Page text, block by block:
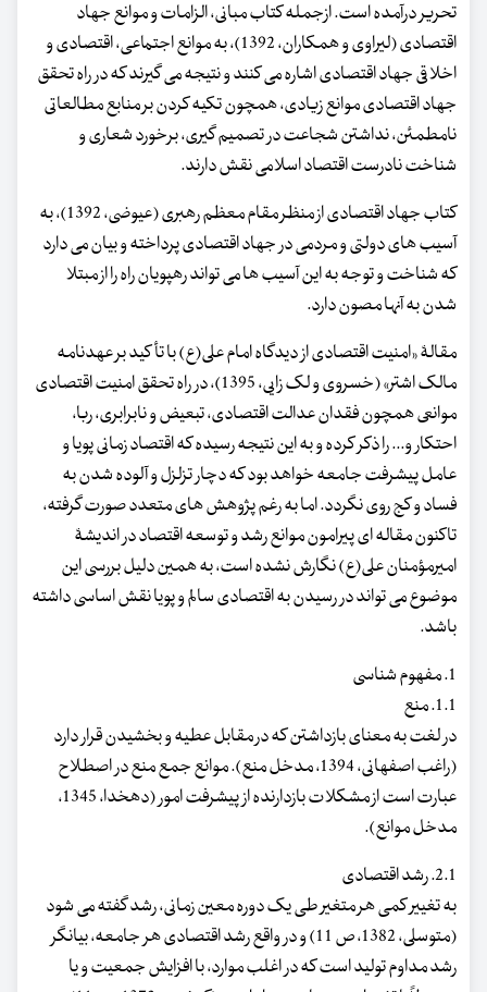
تحریر درآمده است. ازجمله کتاب مبانی، الزامات و موانع جهاد
اقتصادی (لیراوی و همکاران، 1392)، به موانع اجتماعی، اقتصادی و
اخلاقی جهاد اقتصادی اشاره می کنند و نتیجه می گیرند که در راه تحقق
جهاد اقتصادی موانع زیادی، همچون تکیه کردن بر منابع مطالعاتی
نامطمئن، نداشتن شجاعت در تصمیم گیری، برخورد شعاری و
شناخت نادرست اقتصاد اسلامی نقش دارند.
کتاب جهاد اقتصادی از منظر مقام معظم رهبری (عیوضی، 1392)، به
آسیب های دولتی و مردمی در جهاد اقتصادی پرداخته و بیان می دارد
که شناخت و توجه به این آسیب ها می تواند رهپویان راه را از مبتلا
شدن به آنها مصون دارد.
مقالۀ «امنیت اقتصادی از دیدگاه امام علی(ع) با تأکید بر عهدنامه
مالک اشتر» (خسروی و لک زایی، 1395)، در راه تحقق امنیت اقتصادی
موانعی همچون فقدان عدالت اقتصادی، تبعیض و نابرابری، ربا،
احتکار و... را ذکر کرده و به این نتیجه رسیده که اقتصاد زمانی پویا و
عامل پیشرفت جامعه خواهد بود که دچار تزلزل و آلوده شدن به
فساد و کج روی نگردد. اما به رغم پژوهش های متعدد صورت گرفته،
تاکنون مقاله ای پیرامون موانع رشد و توسعه اقتصاد در اندیشۀ
امیرمؤمنان علی(ع) نگارش نشده است، به همین دلیل بررسی این
موضوع می تواند در رسیدن به اقتصادی سالم و پویا نقش اساسی داشته
باشد.
1. مفهوم شناسی
1.1. منع
در لغت به معنای بازداشتن که در مقابل عطیه و بخشیدن قرار دارد
(راغب اصفهانی، 1394، مدخل منع). موانع جمع منع در اصطلاح
عبارت است از مشکلات بازدارنده از پیشرفت امور (دهخدا، 1345،
مدخل موانع).
2.1. رشد اقتصادی
به تغییر کمی هر متغیر طی یک دوره معین زمانی، رشد گفته می شود
(متوسلی، 1382، ص 11) و در واقع رشد اقتصادی هر جامعه، بیانگر
رشد مداوم تولید است که در اغلب موارد، با افزایش جمعیت و یا